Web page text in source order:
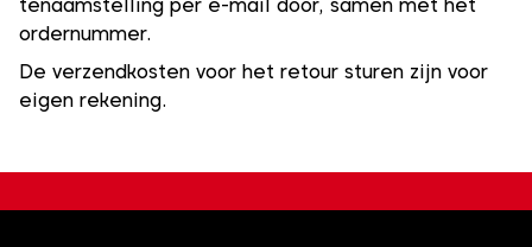
tenaamstelling per e-mail door, samen met het
ordernummer.
De verzendkosten voor het retour sturen zijn voor
eigen rekening.